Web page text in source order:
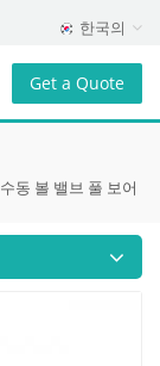
한국의
Get a Quote
동 볼 밸브 풀 보어